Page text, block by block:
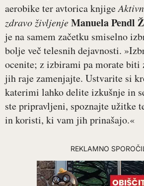
aerobike ter avtorica knjige
zdravo življenjeManuela Pendl
je na samem začetku smiselno
bolje več telesnih dejavnosti.
ocenite; z izbirami pa morate biti
jih raje zamenjajte. Ustvarite si
katerimi lahko delite izkušnje in
ste pripravljeni, spoznajte užitke
in koristi, ki vam jih prinašajo.«
REKLAMNO